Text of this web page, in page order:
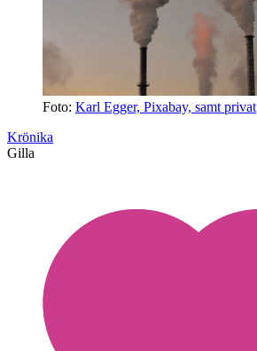
Foto: Karl Egger, Pixabay, samt privat
Krönika
Gilla